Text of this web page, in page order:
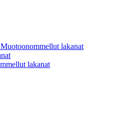
lakanat
lakanat